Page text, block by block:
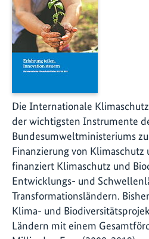
Die Internationale
der wichtigsten Instrumente
Bundesumweltministeriums
Finanzierung von Klima­schutz
finanziert Klimaschutz und
Entwick­lungs- und
Transforma­tionsländern.
Klima- und
Ländern mit einem